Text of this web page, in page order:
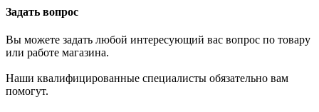
Задать вопрос
Вы можете задать любой интересующий вас вопрос по товару
или работе магазина.
Наши квалифицированные специалисты обязательно вам
помогут.